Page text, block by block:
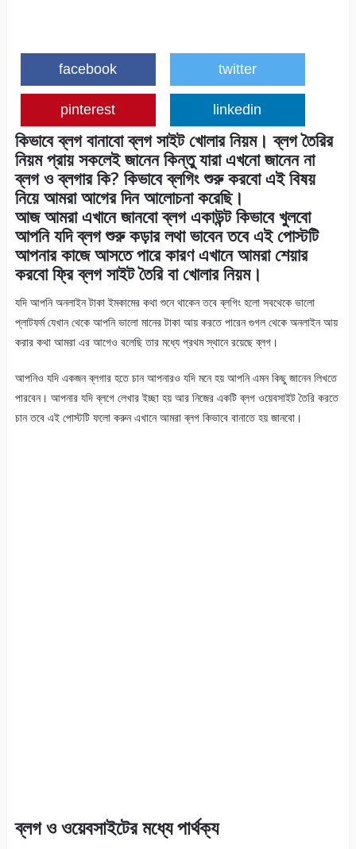
facebook twitter
pinterest linkedin
কিভাবে ব্লগ বানাবো ব্লগ সাইট খোলার নিয়ম। ব্লগ তৈরির
নিয়ম প্রায় সকলেই জানেন কিন্তু যারা এখনো জানেন না
ব্লগ ও ব্লগার কি? কিভাবে ব্লগিং শুরু করবো এই বিষয়
নিয়ে আমরা আগের দিন আলোচনা করেছি।
আজ আমরা এখানে জানবো ব্লগ একাউন্ট কিভাবে খুলবো
আপনি যদি ব্লগ শুরু কড়ার লথা ভাবেন তবে এই পোস্টটি
আপনার কাজে আসতে পারে কারণ এখানে আমরা শেয়ার
করবো ফ্রি ব্লগ সাইট তৈরি বা খোলার নিয়ম।
যদি আপনি অনলাইন টাকা ইমকামের কথা শুনে থাকেন তবে ব্লগিং হলো সবথেকে ভালো
প্লাটফর্ম যেখান থেকে আপনি ভালো মানের টাকা আয় করতে পারেন গুগল থেকে অনলাইন আয়
করার কথা আমরা এর আগেও বলেছি তার মধ্যে প্রথম স্থানে রয়েছে ব্লগ।
আপনিও যদি একজন ব্লগার হতে চান আপনারও যদি মনে হয় আপনি এমন কিছু জানেন লিখতে
পারবেন। আপনার যদি ব্লগে লেখার ইচ্ছা হয় আর নিজের একটি ব্লগ ওয়েবসাইট তৈরি করতে
চান তবে এই পোস্টটি ফলো করুন এখানে আমরা ব্লগ কিভাবে বানাতে হয় জানবো।
ব্লগ ও ওয়েবসাইটের মধ্যে পার্থক্য